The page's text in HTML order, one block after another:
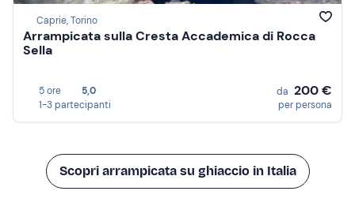
Caprie, Torino
Arrampicata sulla Cresta Accademica di Rocca
Sella
5 ore
5,0
1-3 partecipanti
da 200 €
per persona
Scopri arrampicata su ghiaccio in Italia